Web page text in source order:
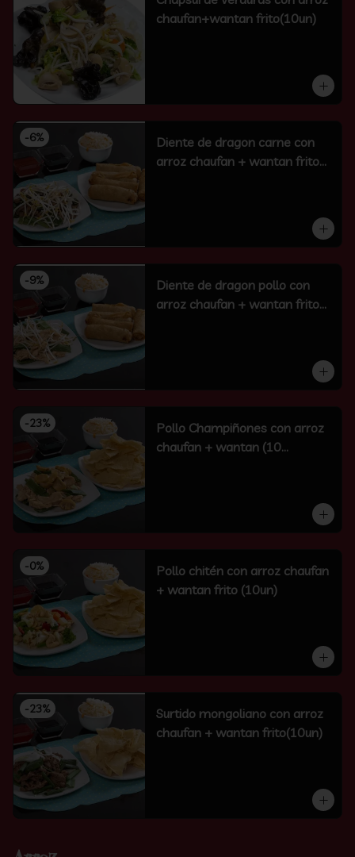
chaufan+wantan frito(10un)
-6%
Diente de dragon carne con
arroz chaufan + wantan frito
-9%
Diente de dragon pollo con
arroz chaufan + wantan frito
-23%
Pollo Champiñones con arroz
chaufan + wantan (10
-0%
Pollo chitén con arroz chaufan
+ wantan frito (10un)
-23%
Surtido mongoliano con arroz
chaufan + wantan frito(10un)